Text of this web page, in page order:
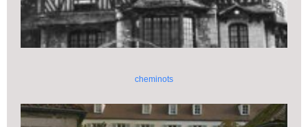
cheminots